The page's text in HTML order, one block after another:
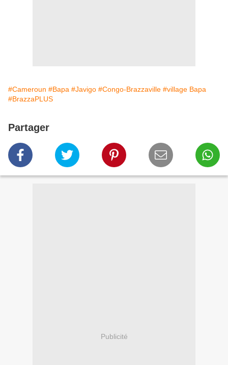
#Cameroun #Bapa #Javigo #Congo-Brazzaville #village Bapa
#BrazzaPLUS
Partager
Publicité